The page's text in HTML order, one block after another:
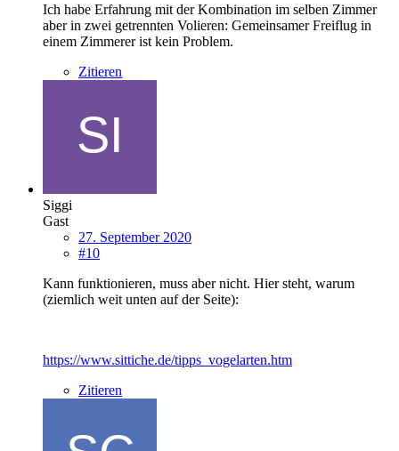
Ich habe Erfahrung mit der Kombination im selben Zimmer
aber in zwei getrennten Volieren: Gemeinsamer Freiflug in
einem Zimmerer ist kein Problem.
Zitieren
Siggi
Gast
27. September 2020
#10
Kann funktionieren, muss aber nicht. Hier steht, warum
(ziemlich weit unten auf der Seite):
https://www.sittiche.de/tipps_vogelarten.htm
Zitieren